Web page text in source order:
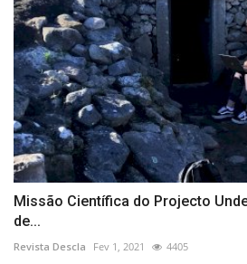
Missão Científica do Projecto
de...
Revista Descla Fev 1, 2021 4405